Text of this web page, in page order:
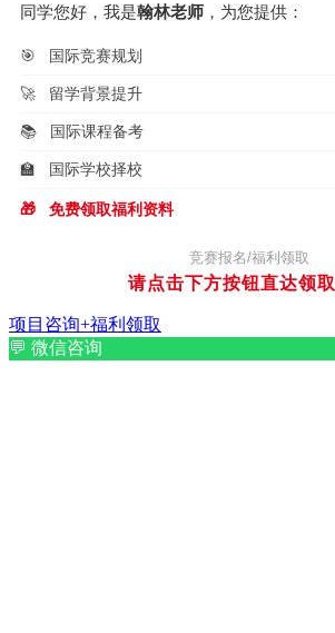
同学您好，我是翰林老师 ，为您提供：
🎯 国际竞赛规划
🚀 留学背景提升
📚 国际课程备考
🏫 国际学校择校
🎁 免费领取福利资料
竞赛报名/福利领取
请点击下方按钮直达领取
项目咨询+福利领取
💬 微信咨询